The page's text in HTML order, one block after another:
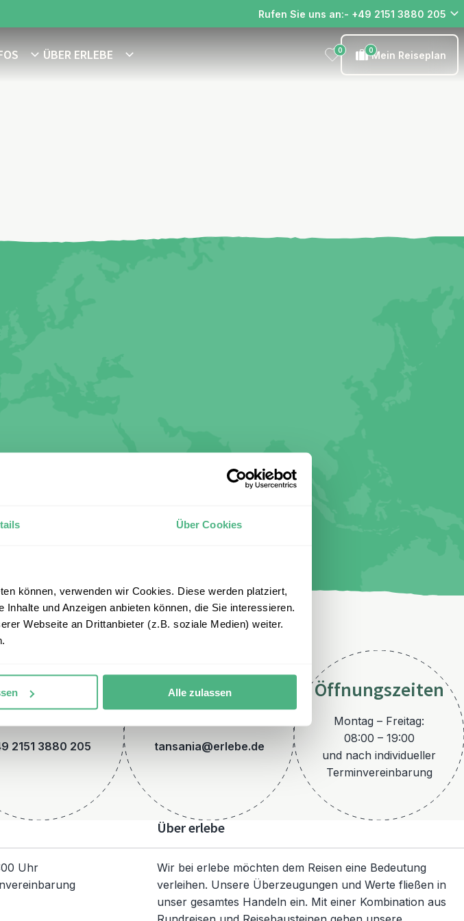
Über Cookies
können, verwenden wir Cookies. Diese werden platziert,
und Anzeigen anbieten können, die Sie interessieren.
Webseite an Drittanbieter (z.B. soziale Medien) weiter.
Alle zulassen
Rufen Sie uns an:- +49 2151 3880 205
ÜBER ERLEBE 0 0Mein Reiseplan
Telefon
2151 3880 205
E-Mail
tansania@erlebe.de
Öffnungszeiten
Montag – Freitag:
08:00 – 19:00
und nach individueller
Terminvereinbarung
Uhr
Über erlebe
Wir bei erlebe möchten dem Reisen eine Bedeutung
verleihen. Unsere Überzeugungen und Werte fließen in
unser gesamtes Handeln ein. Mit einer Kombination aus